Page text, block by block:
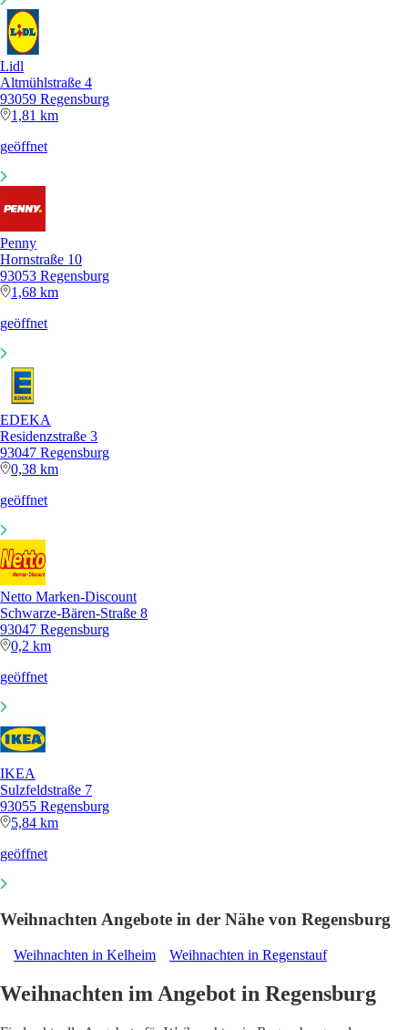
Lidl
Altmühlstraße 4
93059 Regensburg
1,81 km
geöffnet
Penny
Hornstraße 10
93053 Regensburg
1,68 km
geöffnet
EDEKA
Residenzstraße 3
93047 Regensburg
0,38 km
geöffnet
Netto Marken-Discount
Schwarze-Bären-Straße 8
93047 Regensburg
0,2 km
geöffnet
IKEA
Sulzfeldstraße 7
93055 Regensburg
5,84 km
geöffnet
Weihnachten Angebote in der Nähe von Regensburg
Weihnachten in Kelheim Weihnachten in Regenstauf
Weihnachten im Angebot in Regensburg